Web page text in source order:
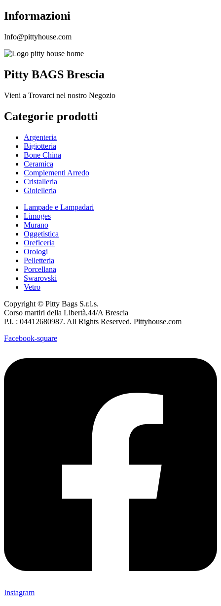
Informazioni
Info@pittyhouse.com
Pitty BAGS Brescia
Vieni a Trovarci nel nostro Negozio
Categorie prodotti
Argenteria
Bigiotteria
Bone China
Ceramica
Complementi Arredo
Cristalleria
Gioielleria
Lampade e Lampadari
Limoges
Murano
Oggetistica
Oreficeria
Orologi
Pelletteria
Porcellana
Swarovski
Vetro
Copyright © Pitty Bags S.r.l.s.
Corso martiri della Libertà,44/A Brescia
P.I. : 04412680987. All Rights Reserved. Pittyhouse.com
Facebook-square
Instagram